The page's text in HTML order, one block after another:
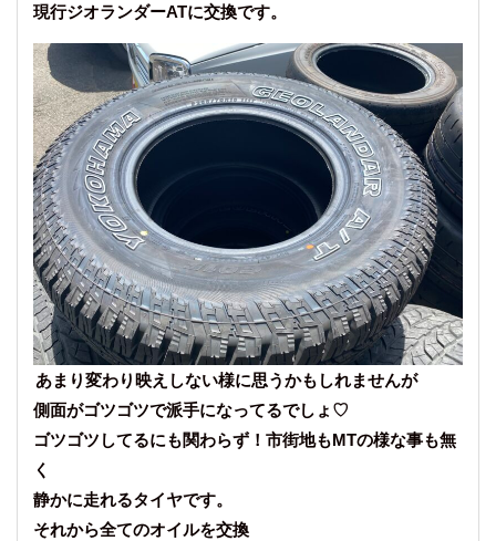
現行ジオランダーATに交換です。
あまり変わり映えしない様に思うかもしれませんが
側面がゴツゴツで派手になってるでしょ♡
ゴツゴツしてるにも関わらず！市街地もMTの様な事も無
く
静かに走れるタイヤです。
それから全てのオイルを交換